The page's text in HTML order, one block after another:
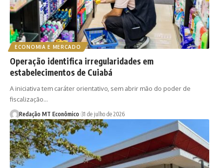
ECONOMIA E MERCADO
Operação identifica irregularidades em
estabelecimentos de Cuiabá
A iniciativa tem caráter orientativo, sem abrir mão do poder de
fiscalização…
Redação MT Econômico 31 de julho de 2026